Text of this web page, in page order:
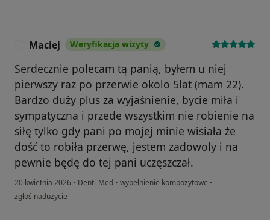
Maciej Weryfikacja wizyty
Serdecznie polecam tą panią, byłem u niej
pierwszy raz po przerwie okolo 5lat (mam 22).
Bardzo duży plus za wyjaśnienie, bycie miła i
sympatyczna i przede wszystkim nie robienie na
siłę tylko gdy pani po mojej minie wisiała że
dość to robiła przerwę, jestem zadowoly i na
pewnie będę do tej pani uczęszczał.
20 kwietnia 2026 • Denti-Med • wypełnienie kompozytowe •
w opinii użytkownika Maciej
zgłoś nadużycie